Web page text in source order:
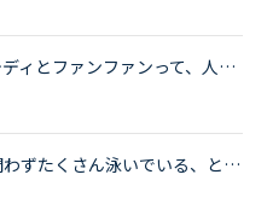
テディとファンファンについてテディとファンファンって、人間ですよね?同じ人が声をやっているのでしょうか?そして、その声をやっている人は誰なんでしょう?テディかファンファンに、あなたの人間の姿を見せてと...
魚を英語で言う時、魚の種類を問わずたくさん泳いでいる、という表現はfish.と表現しますよね。fishを複数形で使う場合は、例えば、there are many fishes here .(ここには多くの種類の魚がいます)、なら納得い...